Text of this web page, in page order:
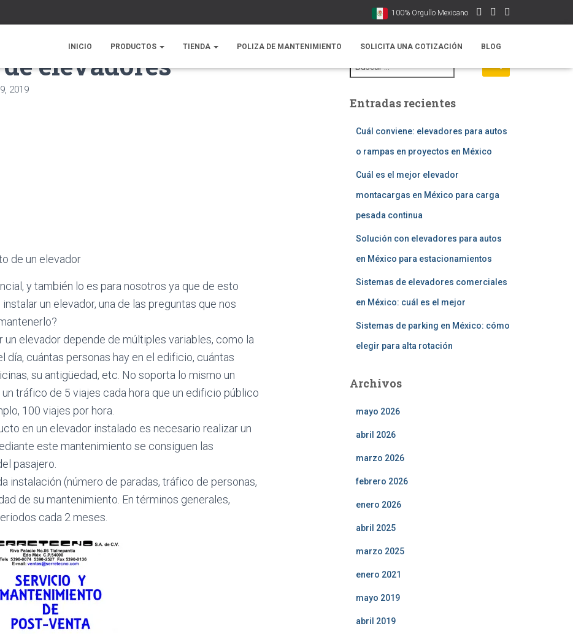
100% Orgullo Mexicano
INICIO PRODUCTOS TIENDA POLIZA DE MANTENIMIENTO SOLICITA UNA COTIZACIÓN BLOG
elevadores
2019
de un elevador
y también lo es para nosotros ya que de esto
un elevador, una de las preguntas que nos
elevador depende de múltiples variables, como la
día, cuántas personas hay en el edificio, cuántas
su antigüedad, etc. No soporta lo mismo un
tráfico de 5 viajes cada hora que un edificio público
100 viajes por hora.
en un elevador instalado es necesario realizar un
este mantenimiento se consiguen las
pasajero.
instalación (número de paradas, tráfico de personas,
de su mantenimiento. En términos generales,
cada 2 meses.
u
a
Entradas recientes
Cuál conviene: elevadores para autos
o rampas en proyectos en México
Cuál es el mejor elevador
montacargas en México para carga
pesada continua
Solución con elevadores para autos
en México para estacionamientos
Sistemas de elevadores comerciales
en México: cuál es el mejor
Sistemas de parking en México: cómo
elegir para alta rotación
Archivos
mayo 2026
abril 2026
marzo 2026
febrero 2026
enero 2026
abril 2025
marzo 2025
enero 2021
mayo 2019
abril 2019